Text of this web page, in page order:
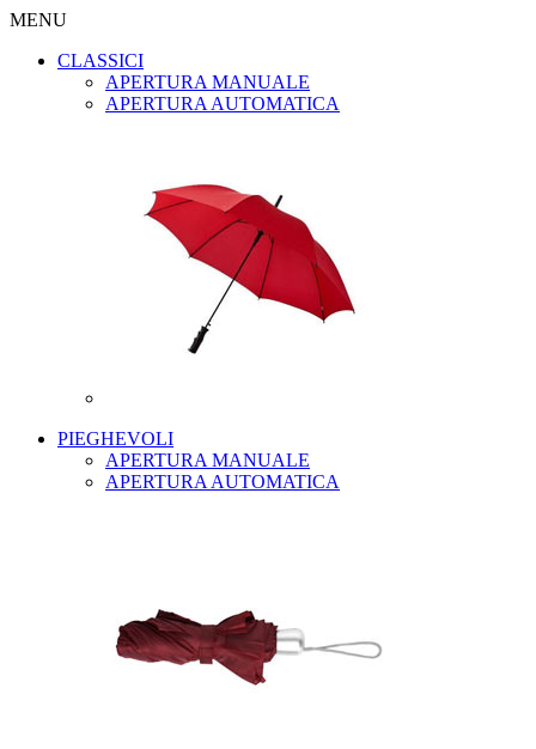
MENU
CLASSICI
APERTURA MANUALE
APERTURA AUTOMATICA
PIEGHEVOLI
APERTURA MANUALE
APERTURA AUTOMATICA